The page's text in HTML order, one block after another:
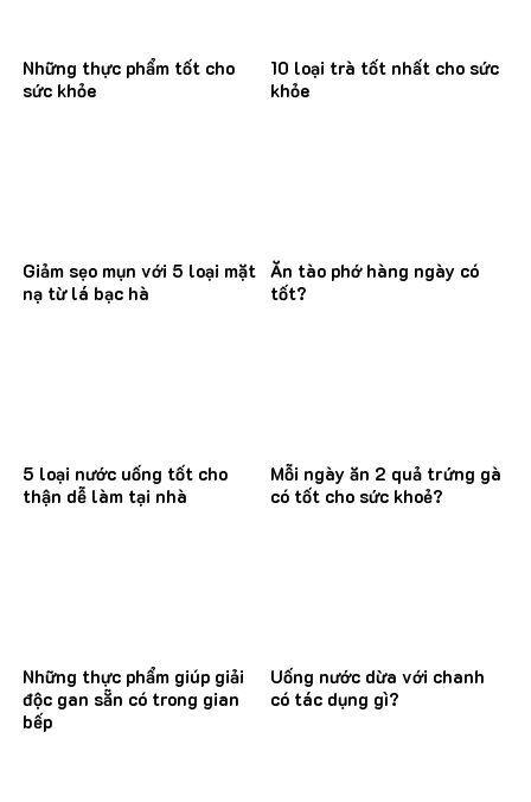
Những thực phẩm tốt cho
sức khỏe
10 loại trà tốt nhất cho sức
khỏe
Giảm sẹo mụn với 5 loại mặt
nạ từ lá bạc hà
Ăn tào phớ hàng ngày có
tốt?
5 loại nước uống tốt cho
thận dễ làm tại nhà
Mỗi ngày ăn 2 quả trứng gà
có tốt cho sức khoẻ?
Những thực phẩm giúp giải
độc gan sẵn có trong gian
bếp
Uống nước dừa với chanh
có tác dụng gì?